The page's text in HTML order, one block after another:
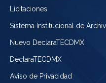
Licitaciones
Sistema Institucional de
Nuevo DeclaraTECDMX
DeclaraTECDMX
Aviso de Privacidad